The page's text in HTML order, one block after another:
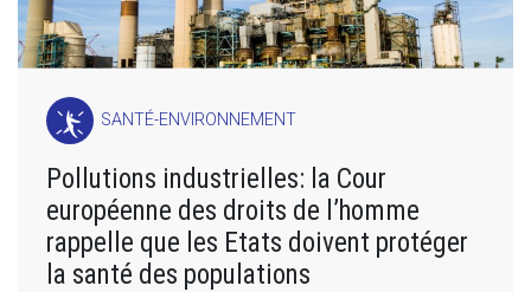
SANTÉ-ENVIRONNEMENT
Pollutions industrielles: la Cour
européenne des droits de l’homme
rappelle que les Etats doivent protéger
la santé des populations